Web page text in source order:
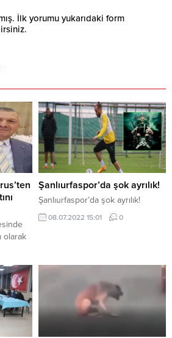
İlk yorumu yukarıdaki form
olarak
Şanlıurfaspor’da şok ayrılık!
Şanlıurfaspor’da şok ayrılık!
08.07.2022 15:01 0